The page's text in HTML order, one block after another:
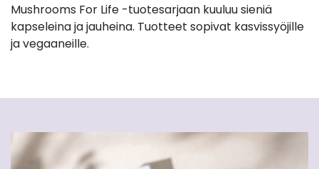
Mushrooms For Life -tuotesarjaan kuuluu sieniä
kapseleina ja jauheina. Tuotteet sopivat kasvissyöjille
ja vegaaneille.